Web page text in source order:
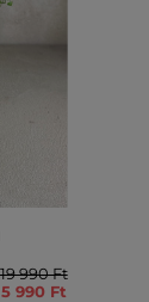
19 990 Ft
5 990 Ft